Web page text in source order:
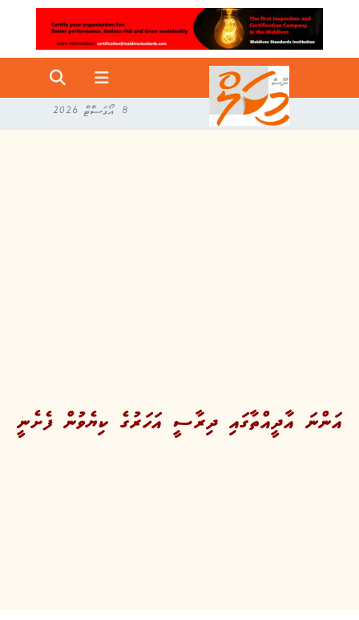
8 އޯގަސްޓް 2026
އަންނަ އާދީއްތާގައި ދިރާސީ އަހަރުގެ ކިޔެވުން ފެށެނީ